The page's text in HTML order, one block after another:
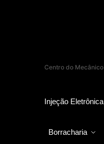
Centro do Mecânico
Injeção Eletrônica
Borracharia